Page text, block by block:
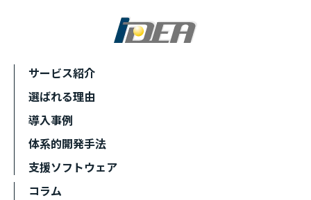
サービス紹介
選ばれる理由
導入事例
体系的開発手法
支援ソフトウェア
コラム